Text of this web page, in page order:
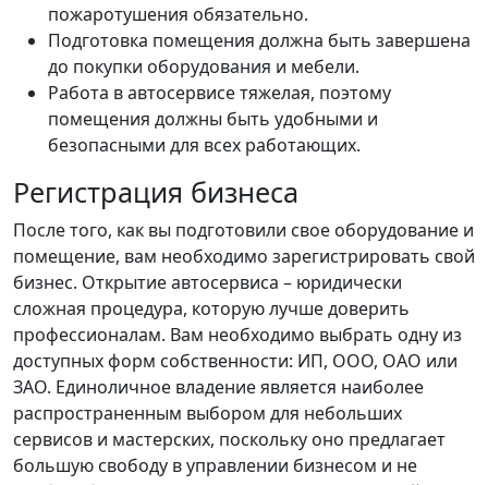
пожаротушения обязательно.
Подготовка помещения должна быть завершена
до покупки оборудования и мебели.
Работа в автосервисе тяжелая, поэтому
помещения должны быть удобными и
безопасными для всех работающих.
Регистрация бизнеса
После того, как вы подготовили свое оборудование и
помещение, вам необходимо зарегистрировать свой
бизнес. Открытие автосервиса – юридически
сложная процедура, которую лучше доверить
профессионалам. Вам необходимо выбрать одну из
доступных форм собственности: ИП, ООО, ОАО или
ЗАО. Единоличное владение является наиболее
распространенным выбором для небольших
сервисов и мастерских, поскольку оно предлагает
большую свободу в управлении бизнесом и не